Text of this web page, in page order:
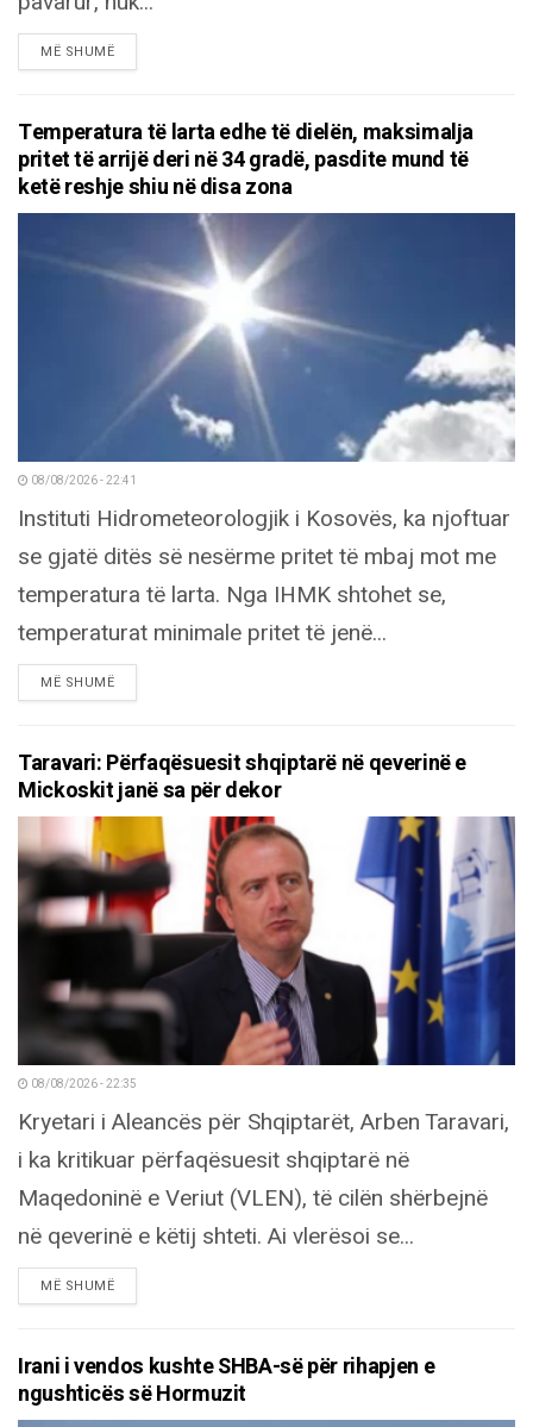
MË SHUMËDETAILS
Temperatura të larta edhe të dielën, maksimalja
pritet të arrijë deri në 34 gradë, pasdite mund të
ketë reshje shiu në disa zona
08/08/2026 - 22:41
Instituti Hidrometeorologjik i Kosovës, ka njoftuar
se gjatë ditës së nesërme pritet të mbaj mot me
temperatura të larta. Nga IHMK shtohet se,
temperaturat minimale pritet të jenë...
MË SHUMËDETAILS
Taravari: Përfaqësuesit shqiptarë në qeverinë e
Mickoskit janë sa për dekor
08/08/2026 - 22:35
Kryetari i Aleancës për Shqiptarët, Arben Taravari,
i ka kritikuar përfaqësuesit shqiptarë në
Maqedoninë e Veriut (VLEN), të cilën shërbejnë
në qeverinë e këtij shteti. Ai vlerësoi se...
MË SHUMËDETAILS
Irani i vendos kushte SHBA-së për rihapjen e
ngushticës së Hormuzit